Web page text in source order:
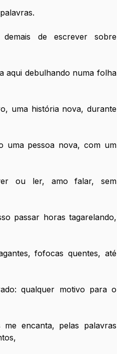
de escrever sobre
aqui debulhando numa folha
uma história nova, durante
uma pessoa nova, com um
ou ler, amo falar, sem
passar horas tagarelando,
fofocas quentes, até
qualquer motivo para o
encanta, pelas palavras